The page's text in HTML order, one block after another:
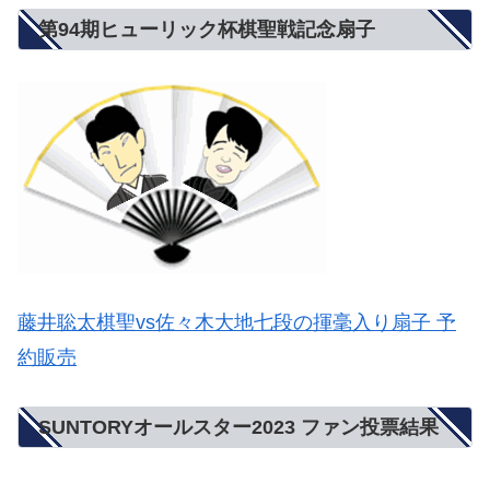
第94期ヒューリック杯棋聖戦記念扇子
藤井聡太棋聖vs佐々木大地七段の揮毫入り扇子 予
約販売
SUNTORYオールスター2023 ファン投票結果